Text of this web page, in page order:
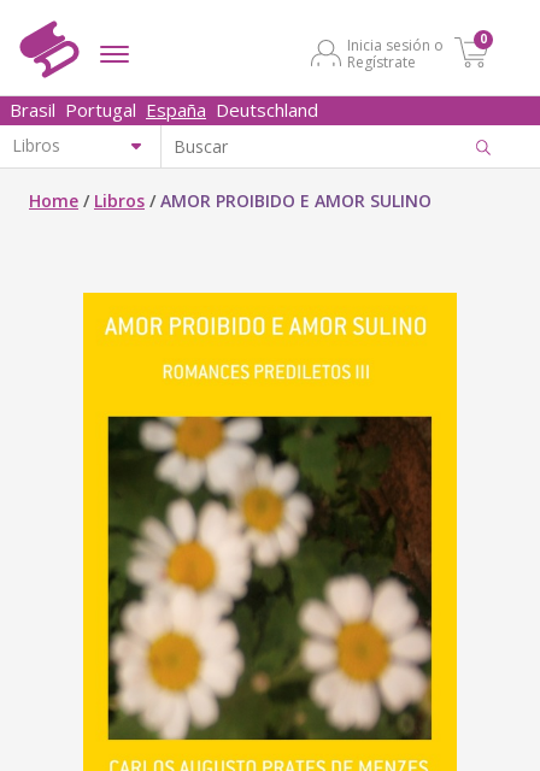
Inicia sesión o
Regístrate
0
Brasil Portugal España Deutschland
Home / Libros /AMOR PROIBIDO E AMOR SULINO